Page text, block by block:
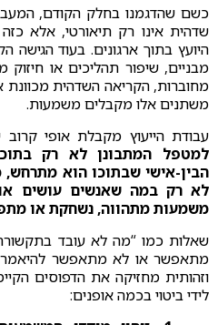
כשם שהדגמנו בחלק הקודם,
שדהית אינו רק תיאורטי, אלא
היועץ בתוך ארגונים. בעוד הגישה
מבניים, שיפור תהליכים או
מחוברות, הקריאה השדהית
משתנים אלו מקבלים משמעות.
עבודת הייעוץ מקבלת אופי קרוב
למטפל המתבונן לא רק
הבין-אישי שבתוכו הוא מתרחש,
לא רק במה שאנשים עושים
משמעות מתהווה, נשחקת או
שאלות כמו “מה לא עובד
מתאפשר או לא מתאפשר להיאמר
וזהותית מחזיקה את הדפוסים
לידי ביטוי בכמה אופנים: